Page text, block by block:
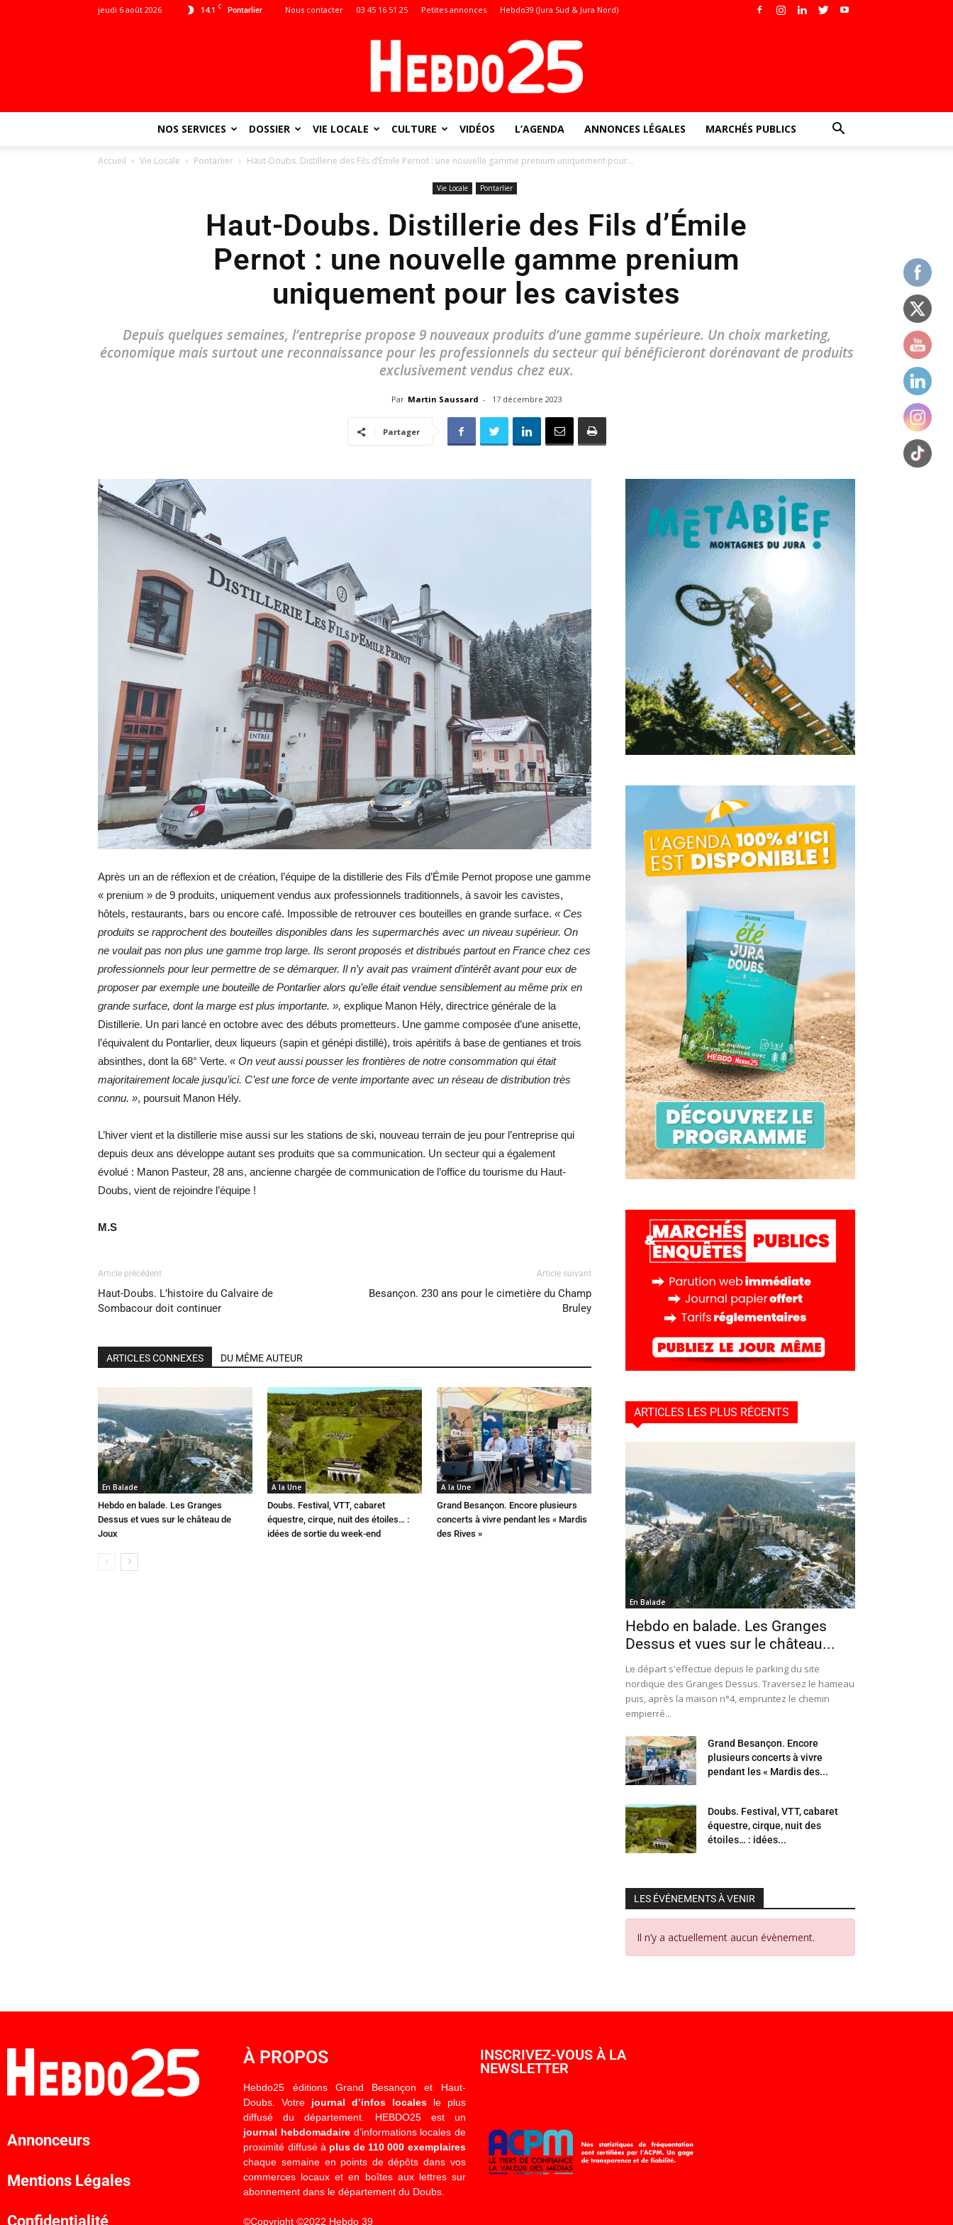
14.1 C Pontarlier
jeudi 6 août 2026 Nous contacter 03 45 16 51 25 Petites annonces Hebdo39 (Jura Sud & Jura Nord)
:
l'info
Hebdo25
NOS SERVICES DOSSIER VIE LOCALE CULTURE VIDÉOS L’AGENDA ANNONCES LÉGALES MARCHÉS PUBLICS
Accueil Vie Locale Pontarlier Haut-Doubs. Distillerie des Fils d’Émile Pernot : une nouvelle gamme prenium uniquement pour...
Vie Locale Pontarlier
Haut-Doubs. Distillerie des Fils d’Émile
Pernot : une nouvelle gamme prenium
uniquement pour les cavistes
Depuis quelques semaines, l’entreprise propose 9 nouveaux produits d’une gamme supérieure. Un choix marketing,
économique mais surtout une reconnaissance pour les professionnels du secteur qui bénéficieront dorénavant de produits
exclusivement vendus chez eux.
Par Martin Saussard - 17 décembre 2023
Partager
Après un an de réflexion et de création, l’équipe de la distillerie des Fils d’Émile Pernot propose une gamme
« prenium » de 9 produits, uniquement vendus aux professionnels traditionnels, à savoir les cavistes,
hôtels, restaurants, bars ou encore café. Impossible de retrouver ces bouteilles en grande surface. « Ces
produits se rapprochent des bouteilles disponibles dans les supermarchés avec un niveau supérieur. On
ne voulait pas non plus une gamme trop large. Ils seront proposés et distribués partout en France chez ces
professionnels pour leur permettre de se démarquer. Il n’y avait pas vraiment d’intérêt avant pour eux de
proposer par exemple une bouteille de Pontarlier alors qu’elle était vendue sensiblement au même prix en
grande surface, dont la marge est plus importante. », explique Manon Hély, directrice générale de la
Distillerie. Un pari lancé en octobre avec des débuts prometteurs. Une gamme composée d’une anisette,
l’équivalent du Pontarlier, deux liqueurs (sapin et génépi distillé), trois apéritifs à base de gentianes et trois
absinthes, dont la 68° Verte. « On veut aussi pousser les frontières de notre consommation qui était
majoritairement locale jusqu’ici. C’est une force de vente importante avec un réseau de distribution très
connu. », poursuit Manon Hély.
L’hiver vient et la distillerie mise aussi sur les stations de ski, nouveau terrain de jeu pour l’entreprise qui
depuis deux ans développe autant ses produits que sa communication. Un secteur qui a également
évolué : Manon Pasteur, 28 ans, ancienne chargée de communication de l’office du tourisme du Haut-
Doubs, vient de rejoindre l’équipe !
M.S
Article précédent
Haut-Doubs. L’histoire du Calvaire de
Sombacour doit continuer
Article suivant
Besançon. 230 ans pour le cimetière du Champ
Bruley
ARTICLES CONNEXES DU MÊME AUTEUR
En Balade
Hebdo en balade. Les Granges
Dessus et vues sur le château de
Joux
A la Une
Doubs. Festival, VTT, cabaret
équestre, cirque, nuit des étoiles… :
idées de sortie du week-end
A la Une
Grand Besançon. Encore plusieurs
concerts à vivre pendant les « Mardis
des Rives »
ARTICLES LES PLUS RÉCENTS
En Balade
Hebdo en balade. Les Granges
Dessus et vues sur le château...
Le départ s'effectue depuis le parking du site
nordique des Granges Dessus. Traversez le hameau
puis, après la maison n°4, empruntez le chemin
empierré...
Grand Besançon. Encore
plusieurs concerts à vivre
pendant les « Mardis des...
Doubs. Festival, VTT, cabaret
équestre, cirque, nuit des
étoiles… : idées...
LES ÉVÉNEMENTS À VENIR
Il n’y a actuellement aucun évènement.
Annonceurs
Mentions Légales
Confidentialité
À PROPOS
Hebdo25 éditions Grand Besançon et Haut-
Doubs. Votre journal d’infos localesle plus
diffusé du département. HEBDO25 est un
journal hebdomadaired’informations locales de
proximité diffusé à plus de 110 000 exemplaires
chaque semaine en points de dépôts dans vos
commerces locaux et en boîtes aux lettres sur
abonnement dans le département du Doubs.
©Copyright ©2022 Hebdo 39
INSCRIVEZ-VOUS À LA
NEWSLETTER